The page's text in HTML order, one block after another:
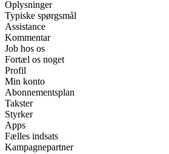
Oplysninger
Typiske spørgsmål
Assistance
Kommentar
Job hos os
Fortæl os noget
Profil
Min konto
Abonnementsplan
Takster
Styrker
Apps
Fælles indsats
Kampagnepartner